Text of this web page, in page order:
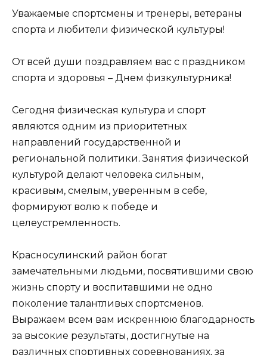
Уважаемые спортсмены и тренеры, ветераны
спорта и любители физической культуры!
От всей души поздравляем вас с праздником
спорта и здоровья – Днем физкультурника!
Сегодня физическая культура и спорт
являются одним из приоритетных
направлений государственной и
региональной политики. Занятия физической
культурой делают человека сильным,
красивым, смелым, уверенным в себе,
формируют волю к победе и
целеустремленность.
Красносулинский район богат
замечательными людьми, посвятившими свою
жизнь спорту и воспитавшими не одно
поколение талантливых спортсменов.
Выражаем всем вам искреннюю благодарность
за высокие результаты, достигнутые на
различных спортивных соревнованиях, за